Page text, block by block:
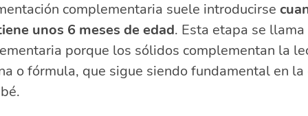
complementaria suele introducirse
unos 6 meses de edad. Esta etapa se llama
porque los sólidos complementan la
o fórmula, que sigue siendo fundamental en